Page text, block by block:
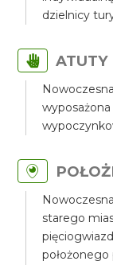
dzielnicy
ATUTY
starego